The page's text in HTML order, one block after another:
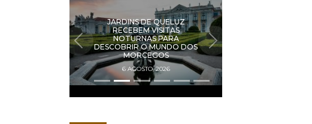
JARDINS DE QUELUZ
RECEBEM VISITAS
NOTURNAS PARA
DESCOBRIR O MUNDO DOS
MORCEGOS
6 AGOSTO, 2026
PREVIOUS NEXT